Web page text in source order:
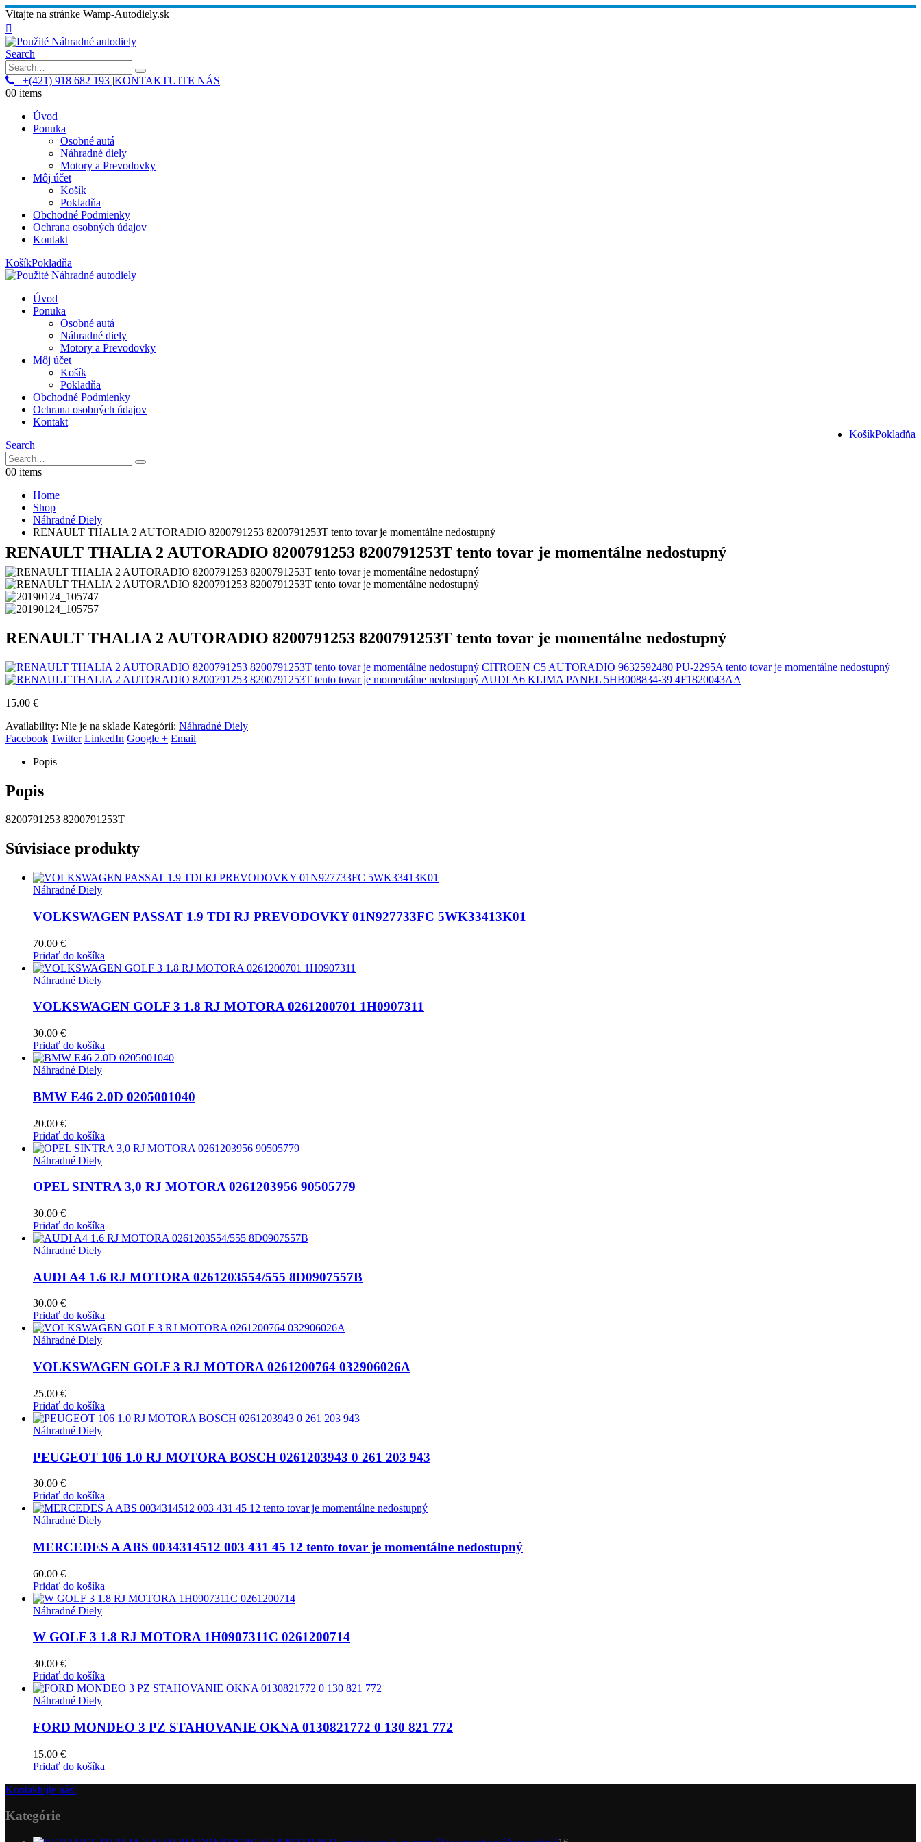
Vitajte na stránke Wamp-Autodiely.sk
Search
+(421) 918 682 193 |KONTAKTUJTE NÁS
00 items
Úvod
Ponuka
Osobné autá
Náhradné diely
Motory a Prevodovky
Môj účet
Košík
Pokladňa
Obchodné Podmienky
Ochrana osobných údajov
Kontakt
KošíkPokladňa
Úvod
Ponuka
Osobné autá
Náhradné diely
Motory a Prevodovky
Môj účet
Košík
Pokladňa
Obchodné Podmienky
Ochrana osobných údajov
Kontakt
KošíkPokladňa
Search
00 items
Home
Shop
Náhradné Diely
RENAULT THALIA 2 AUTORADIO 8200791253 8200791253T tento tovar je momentálne nedostupný
RENAULT THALIA 2 AUTORADIO 8200791253 8200791253T tento tovar je momentálne nedostupný
RENAULT THALIA 2 AUTORADIO 8200791253 8200791253T tento tovar je momentálne nedostupný
CITROEN C5 AUTORADIO 9632592480 PU-2295A tento tovar je momentálne nedostupný
AUDI A6 KLIMA PANEL 5HB008834-39 4F1820043AA
15.00 €
Availability: Nie je na sklade Kategórií: Náhradné Diely
Facebook Twitter LinkedIn Google + Email
Popis
Popis
8200791253 8200791253T
Súvisiace produkty
Náhradné Diely
VOLKSWAGEN PASSAT 1.9 TDI RJ PREVODOVKY 01N927733FC 5WK33413K01
70.00 €
Pridať do košíka
Náhradné Diely
VOLKSWAGEN GOLF 3 1.8 RJ MOTORA 0261200701 1H0907311
30.00 €
Pridať do košíka
Náhradné Diely
BMW E46 2.0D 0205001040
20.00 €
Pridať do košíka
Náhradné Diely
OPEL SINTRA 3,0 RJ MOTORA 0261203956 90505779
30.00 €
Pridať do košíka
Náhradné Diely
AUDI A4 1.6 RJ MOTORA 0261203554/555 8D0907557B
30.00 €
Pridať do košíka
Náhradné Diely
VOLKSWAGEN GOLF 3 RJ MOTORA 0261200764 032906026A
25.00 €
Pridať do košíka
Náhradné Diely
PEUGEOT 106 1.0 RJ MOTORA BOSCH 0261203943 0 261 203 943
30.00 €
Pridať do košíka
Náhradné Diely
MERCEDES A ABS 0034314512 003 431 45 12 tento tovar je momentálne nedostupný
60.00 €
Pridať do košíka
Náhradné Diely
W GOLF 3 1.8 RJ MOTORA 1H0907311C 0261200714
30.00 €
Pridať do košíka
Náhradné Diely
FORD MONDEO 3 PZ STAHOVANIE OKNA 0130821772 0 130 821 772
15.00 €
Pridať do košíka
Kontaktujte nás!
Kategórie